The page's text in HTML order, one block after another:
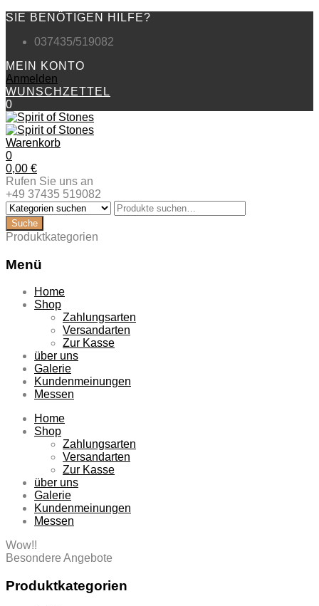
SIE BENÖTIGEN HILFE?
037435/519082
MEIN KONTO
Anmelden
WUNSCHZETTEL
0
Warenkorb
0
0,00 €
Rufen Sie uns an
+49 37435 519082
Produktkategorien
Menü
Zum
Inhalt
Home
Shop
Zahlungsarten
Versandarten
Zur Kasse
über uns
Galerie
Kundenmeinungen
Messen
Home
Shop
Zahlungsarten
Versandarten
Zur Kasse
über uns
Galerie
Kundenmeinungen
Messen
Wow!!
Besondere Angebote
Produktkategorien